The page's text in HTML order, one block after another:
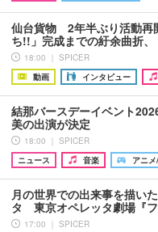
仙台貨物 2年半ぶり活動
ち!!」完成までの紆余曲折
18:00 ｜ SPICER
動画
インタビュー
結那バースデーイベント
美の出演が決定
18:00 ｜ SPICER
ニュース
音楽 アニ
月の世界での出来事を描い
タ 東京オペレッタ劇場『
17:00 ｜ SPICER